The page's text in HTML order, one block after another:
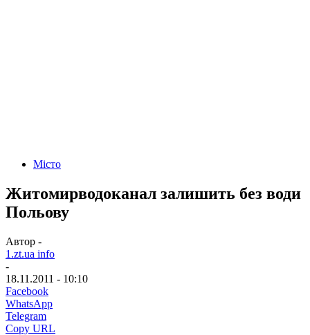
Місто
Житомирводоканал залишить без води
Польову
Автор -
1.zt.ua info
-
18.11.2011 - 10:10
Facebook
WhatsApp
Telegram
Copy URL